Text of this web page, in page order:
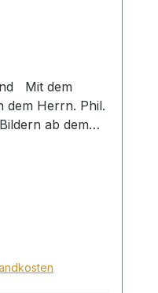
dem Herrn. Phil.
ab dem